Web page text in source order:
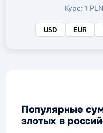
Курс: 1
USD EUR
Популярные
злотых в